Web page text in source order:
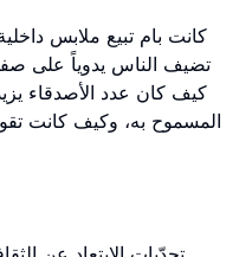
كانت بام تبيع ملابس
تضيف الناس يدوياً على
كيف كان عدد الأصدقاء
المسموح به، وكيف كانت